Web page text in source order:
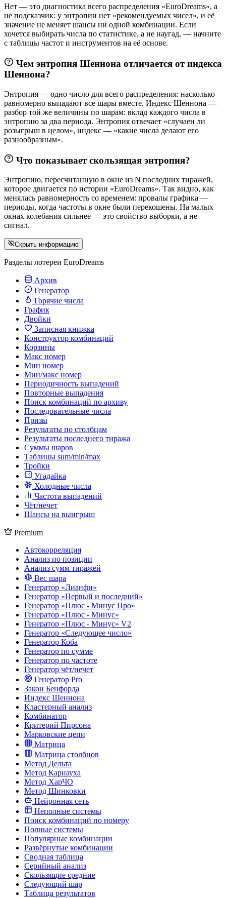
Нет — это диагностика всего распределения «EuroDreams», а
не подсказчик: у энтропии нет «рекомендуемых чисел», и её
значение не меняет шансы ни одной комбинации. Если
хочется выбирать числа по статистике, а не наугад, — начните
с таблицы частот и инструментов на её основе.
Чем энтропия Шеннона отличается от индекса
Шеннона?
Энтропия — одно число для всего распределения: насколько
равномерно выпадают все шары вместе. Индекс Шеннона —
разбор той же величины по шарам: вклад каждого числа в
энтропию за два периода. Энтропия отвечает «случаен ли
розыгрыш в целом», индекс — «какие числа делают его
разнообразным».
Что показывает скользящая энтропия?
Энтропию, пересчитанную в окне из N последних тиражей,
которое двигается по истории «EuroDreams». Так видно, как
менялась равномерность со временем: провалы графика —
периоды, когда частоты в окне были перекошены. На малых
окнах колебания сильнее — это свойство выборки, а не
сигнал.
Скрыть информацию
Разделы лотереи EuroDreams
Архив
Генератор
Горячие числа
График
Двойки
Записная книжка
Конструктор комбинаций
Корзины
Макс номер
Мин номер
Мин/макс номер
Периодичность выпадений
Повторные выпадения
Поиск комбинаций по архиву
Последовательные числа
Призы
Результаты по столбцам
Результаты последнего тиража
Суммы шаров
Таблицы sum/min/max
Тройки
Угадайка
Холодные числа
Частота выпадений
Чёт/нечет
Шансы на выигрыш
Premium
Автокорреляция
Анализ по позиции
Анализ сумм тиражей
Вес шара
Генератор «Лианфи»
Генератор «Первый и последний»
Генератор «Плюс - Минус Про»
Генератор «Плюс - Минус»
Генератор «Плюс - Минус» V2
Генератор «Следующее число»
Генератор Коба
Генератор по сумме
Генератор по частоте
Генератор чёт/нечет
Генератор Pro
Закон Бенфорда
Индекс Шеннона
Кластерный анализ
Комбинатор
Критерий Пирсона
Марковские цепи
Матрица
Матрица столбцов
Метод Дельта
Метод Карнауха
Метод ХарЧО
Метод Шинковки
Нейронная сеть
Неполные системы
Поиск комбинаций по номеру
Полные системы
Популярные комбинации
Развёрнутые комбинации
Сводная таблица
Серийный анализ
Скользящие средние
Следующий шар
Таблица результатов